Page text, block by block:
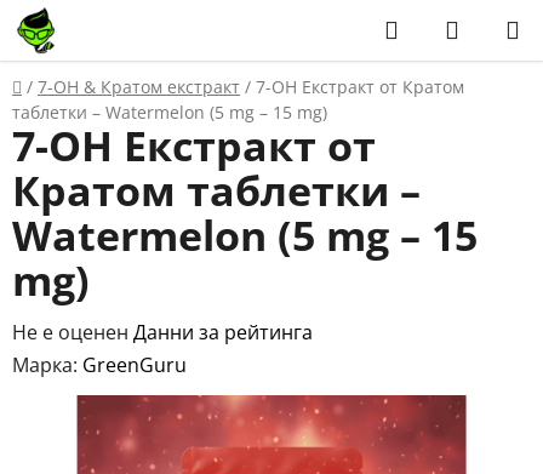
Преминаване
към
съдържанието
Търсене
ЗА
Начало
/ 7-OH & Кратом екстракт / 7-OH Екстракт от Кратом
таблетки – Watermelon (5 mg – 15 mg)
7-OH Екстракт от
Кратом таблетки –
Watermelon (5 mg – 15
mg)
Средната
оценка
продукта
Не е оценен Данни за рейтинга
Марка: GreenGuru